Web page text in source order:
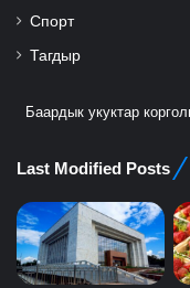
Спорт
Тагдыр
Баардык укуктар
Last Modified Posts